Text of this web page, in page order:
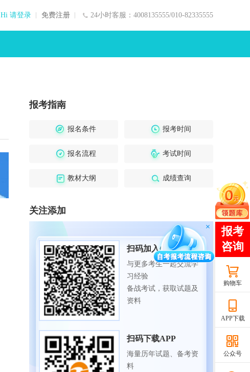
24小时客服：4008135555/010-82335555
Hi 请登录 免费注册
报考指南
报名条件 报考时间
报名流程 考试时间
教材大纲 成绩查询
关注添加
扫码加入备考交流群
与更多考生一起交流学
习经验
备战考试，获取试题及
资料
扫码下载APP
海量历年试题、备考资
料
购物车
APP下载
公众号